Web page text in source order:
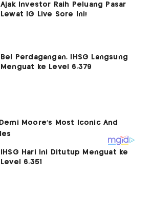
Ajak Investor Raih Peluang Pasar
Lewat IG Live Sore Ini!
Bel Perdagangan, IHSG Langsung
Menguat ke Level 6.379
IHSG Hari Ini Ditutup Menguat ke
Level 6.351